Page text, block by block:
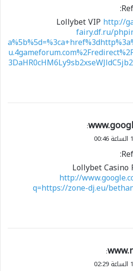
Lollybet VIP http://
fairy.df.ru/
:
Lollybet Casino
http://
q=https://zone-dj.eu/
: